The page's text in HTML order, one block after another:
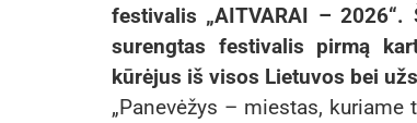
festivalis „AITVARAI –
surengtas festivalis pirmą
kūrėjus iš visos Lietuvos bei
„Panevėžys – miestas,